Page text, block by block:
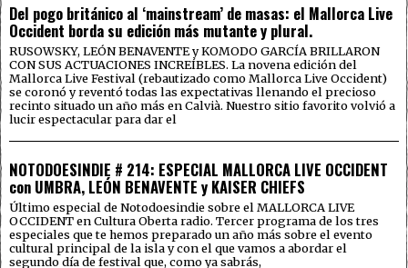
Del pogo británico al ‘mainstream’ de masas: el Mallorca Live
Occident borda su edición más mutante y plural.
RUSOWSKY, LEÓN BENAVENTE y KOMODO GARCÍA BRILLARON
CON SUS ACTUACIONES INCREÍBLES. La novena edición del
Mallorca Live Festival (rebautizado como Mallorca Live Occident)
se coronó y reventó todas las expectativas llenando el precioso
recinto situado un año más en Calvià. Nuestro sitio favorito volvió a
lucir espectacular para dar el
NOTODOESINDIE # 214: ESPECIAL MALLORCA LIVE OCCIDENT
con UMBRA, LEÓN BENAVENTE y KAISER CHIEFS
Último especial de Notodoesindie sobre el MALLORCA LIVE
OCCIDENT en Cultura Oberta radio. Tercer programa de los tres
especiales que te hemos preparado un año más sobre el evento
cultural principal de la isla y con el que vamos a abordar el
segundo día de festival que, como ya sabrás,